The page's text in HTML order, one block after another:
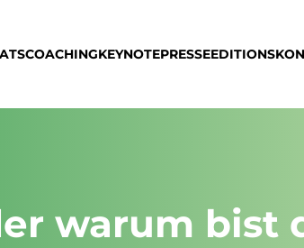
COACHINGKEYNOTEPRESSEEDITIONS
warum bist